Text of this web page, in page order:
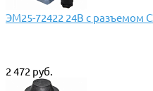
ЭМ25-72422 24В с разъемом
2 472 руб.